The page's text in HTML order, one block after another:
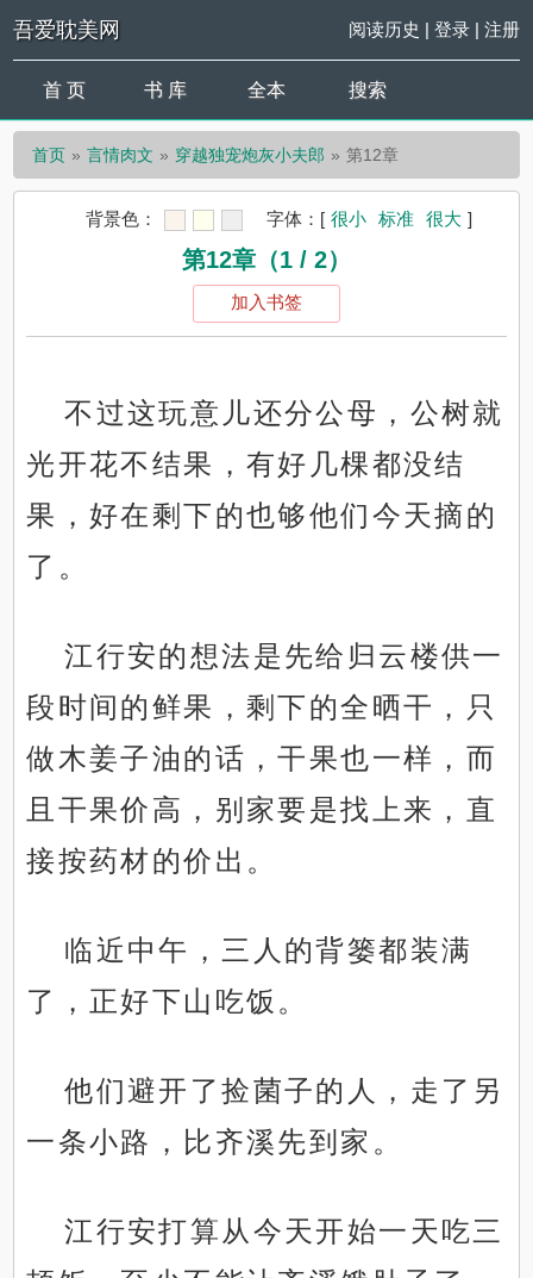
吾爱耽美网 阅读历史 | 登录| 注册
首 页 书 库 全本 搜索
首页 言情肉文 穿越独宠炮灰小夫郎 第12章
背景色： 字体： [ 很小 标准 很大 ]
第12章（1 / 2）
加入书签
不过这玩意儿还分公母，公树就
光开花不结果，有好几棵都没结
果，好在剩下的也够他们今天摘的
了。
江行安的想法是先给归云楼供一
段时间的鲜果，剩下的全晒干，只
做木姜子油的话，干果也一样，而
且干果价高，别家要是找上来，直
接按药材的价出。
临近中午，三人的背篓都装满
了，正好下山吃饭。
他们避开了捡菌子的人，走了另
一条小路，比齐溪先到家。
江行安打算从今天开始一天吃三